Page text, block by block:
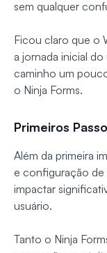
sem qualquer
Ficou claro que o
a jornada inicial
caminho um
o Ninja Forms.
Primeiros
Além da primeira
e configuração de
impactar
usuário.
Tanto o Ninja